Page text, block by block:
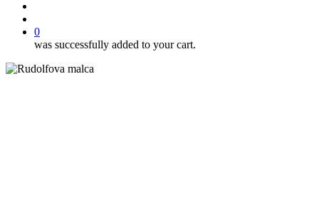
0
was successfully added to your cart.